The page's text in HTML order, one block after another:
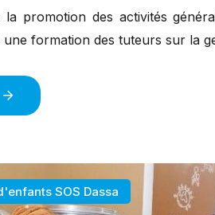
promotion des activités
une formation des tuteurs sur la
SOS Dassa